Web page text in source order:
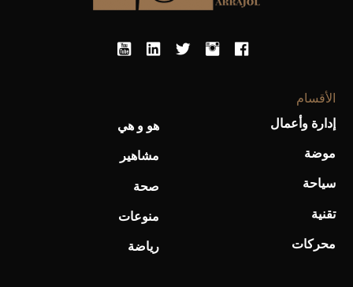
الأقسام
إدارة وأعمال
موضة
سياحة
تقنية
محركات
هو و هي
مشاهير
صحة
منوعات
رياضة